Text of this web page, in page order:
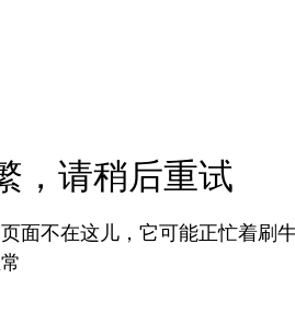
，请稍后重试
面不在这儿，它可能正忙着刷